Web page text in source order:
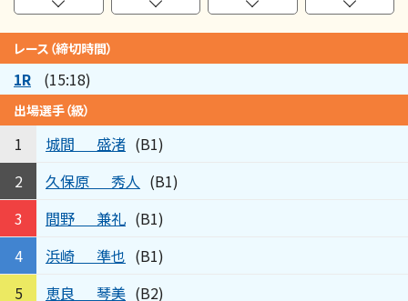
レース（締切時間）
1R (15:18)
出場選手（級）
1 城間 盛渚 (B1)
2
久保原 秀人 (B1)
3
間野 兼礼 (B1)
4
浜崎 準也 (B1)
5
恵良 琴美 (B2)